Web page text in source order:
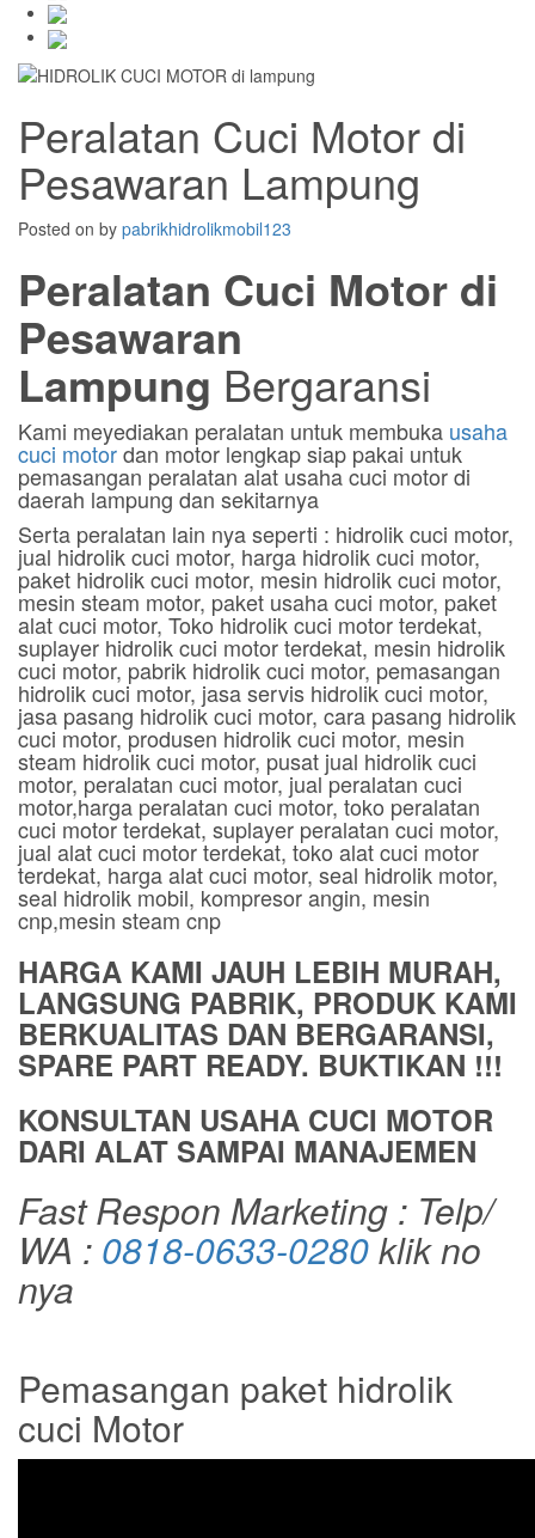
Peralatan Cuci Motor di
Pesawaran Lampung
Posted on by pabrikhidrolikmobil123
Peralatan Cuci Motor di
Pesawaran
Lampung Bergaransi
Kami meyediakan peralatan untuk membuka usaha
cuci motordan motor lengkap siap pakai untuk
pemasangan peralatan alat usaha cuci motor di
daerah lampung dan sekitarnya
Serta peralatan lain nya seperti : hidrolik cuci motor,
jual hidrolik cuci motor, harga hidrolik cuci motor,
paket hidrolik cuci motor, mesin hidrolik cuci motor,
mesin steam motor, paket usaha cuci motor, paket
alat cuci motor, Toko hidrolik cuci motor terdekat,
suplayer hidrolik cuci motor terdekat, mesin hidrolik
cuci motor, pabrik hidrolik cuci motor, pemasangan
hidrolik cuci motor, jasa servis hidrolik cuci motor,
jasa pasang hidrolik cuci motor, cara pasang hidrolik
cuci motor, produsen hidrolik cuci motor, mesin
steam hidrolik cuci motor, pusat jual hidrolik cuci
motor, peralatan cuci motor, jual peralatan cuci
motor,harga peralatan cuci motor, toko peralatan
cuci motor terdekat, suplayer peralatan cuci motor,
jual alat cuci motor terdekat, toko alat cuci motor
terdekat, harga alat cuci motor, seal hidrolik motor,
seal hidrolik mobil, kompresor angin, mesin
cnp,mesin steam cnp
HARGA KAMI JAUH LEBIH MURAH,
LANGSUNG PABRIK, PRODUK KAMI
BERKUALITAS DAN BERGARANSI,
SPARE PART READY. BUKTIKAN !!!
KONSULTAN USAHA CUCI MOTOR
DARI ALAT SAMPAI MANAJEMEN
Fast Respon Marketing : Telp/
WA : 0818-0633-0280klik no
nya
Pemasangan paket hidrolik
cuci Motor